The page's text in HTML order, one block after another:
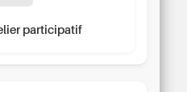
participatif